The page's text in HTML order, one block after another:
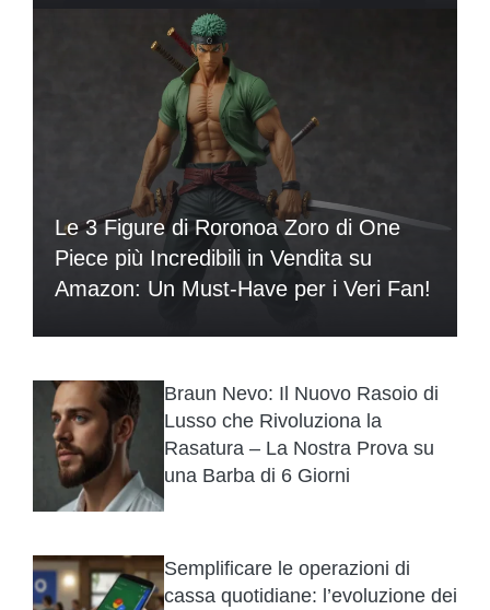
Le 3 Figure di Roronoa Zoro di One
Piece più Incredibili in Vendita su
Amazon: Un Must-Have per i Veri Fan!
Braun Nevo: Il Nuovo Rasoio di
Lusso che Rivoluziona la
Rasatura – La Nostra Prova su
una Barba di 6 Giorni
Semplificare le operazioni di
cassa quotidiane: l’evoluzione dei